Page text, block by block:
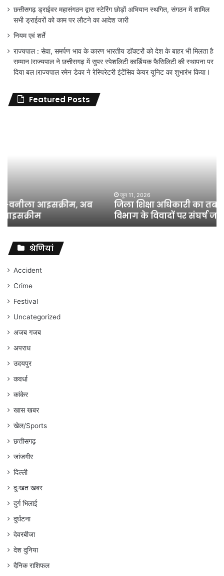
छत्तीसगढ़ ड्राईवर महासंगठन द्वारा स्टेरिंग छोड़ों अभियान स्थगित, संगठन में शामिल
सभी ड्राईवरों को काम पर लौटने का आदेश जारी
नियम एवं शर्ते
राज्यपाल : सेवा, समर्पण भाव के कारण भारतीय डॉक्टरों को देश के बाहर भी मिलता है
सम्मान lराज्यपाल ने छत्तीसगढ़ में सुपर स्पेशलिटी कार्डियक फैसिलिटी की स्थापना पर
दिया बल lराज्यपाल रमेन डेका ने रेस्पिरेटरी इंटेंसिव केयर यूनिट का शुभारंभ किया l
Featured Posts
विभाग
के
विवादों
संघर्ष
जारी
रहेगा
अंकित
गौरहा
जिला शिक्षा अधिकारी का तबादला हुआ, लेकिन शिक्षा
विभाग के विवादों पर संघर्ष जारी रहेगा : अंकित गौरहा
श्रेणियां
Accident
Crime
Festival
Uncategorized
अजब गजब
अपराध
उदयपुर
कवर्धा
कांकेर
खास खबर
खेल/Sports
छत्तीसगढ़
जांजगीर
दिल्ली
दुःखत खबर
दुर्ग भिलाई
दुर्घटना
देवरबीजा
देश दुनिया
दैनिक राशिफल